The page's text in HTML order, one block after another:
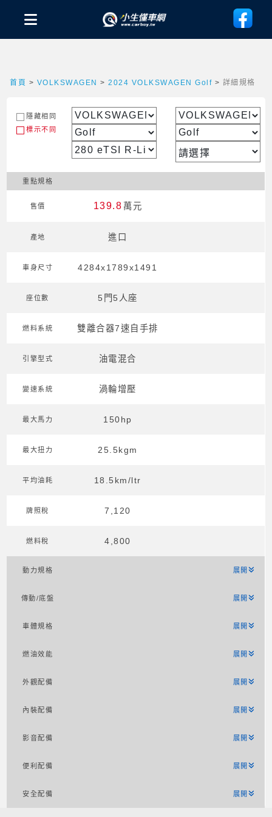
首頁 > VOLKSWAGEN > 2024 VOLKSWAGEN Golf > 詳細規格
隱藏相同
標示不同
重點規格
售價 139.8 萬元
產地 進口
車身尺寸 4284x1789x1491
座位數 5門5人座
燃料系統 雙離合器7速自手排
引擎型式 油電混合
變速系統 渦輪增壓
最大馬力 150hp
最大扭力 25.5kgm
平均油耗 18.5km/ltr
牌照稅 7,120
燃料稅 4,800
動力規格 展開
傳動/底盤 展開
車體規格 展開
燃油效能 展開
外觀配備 展開
內裝配備 展開
影音配備 展開
便利配備 展開
安全配備 展開